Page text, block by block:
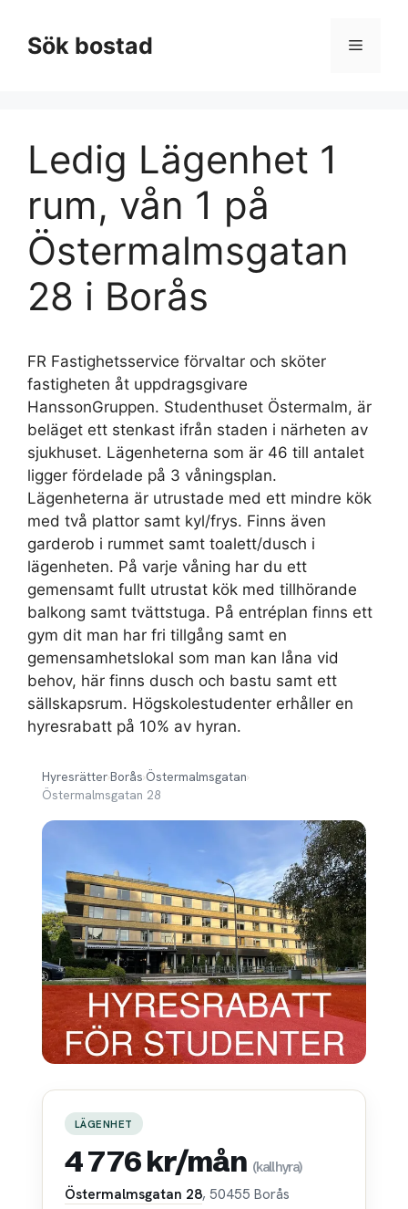
innehållSök bostad Meny
Ledig Lägenhet 1
rum, vån 1 på
Östermalmsgatan
28 i Borås
FR Fastighetsservice förvaltar och sköter
fastigheten åt uppdragsgivare
HanssonGruppen. Studenthuset Östermalm, är
beläget ett stenkast ifrån staden i närheten av
sjukhuset. Lägenheterna som är 46 till antalet
ligger fördelade på 3 våningsplan.
Lägenheterna är utrustade med ett mindre kök
med två plattor samt kyl/frys. Finns även
garderob i rummet samt toalett/dusch i
lägenheten. På varje våning har du ett
gemensamt fullt utrustat kök med tillhörande
balkong samt tvättstuga. På entréplan finns ett
gym dit man har fri tillgång samt en
gemensamhetslokal som man kan låna vid
behov, här finns dusch och bastu samt ett
sällskapsrum. Högskolestudenter erhåller en
hyresrabatt på 10% av hyran.
Hyresrätter›Borås›Östermalmsgatan›
Östermalmsgatan 28
LÄGENHET
4 776 kr/mån (kallhyra)
Östermalmsgatan 28, 50455 Borås